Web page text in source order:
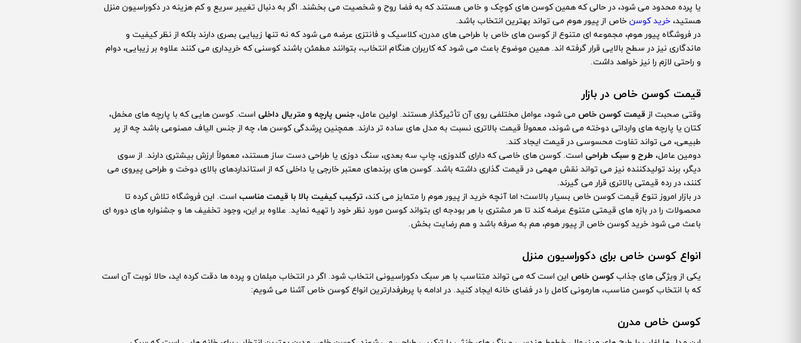
یا پرده محدود می شود، در حالی که همین کوسن های کوچک و خاص هستند که به فضا روح و شخصیت می بخشند. اگر به دنبال تغییر سریع و کم هزینه در دکوراسیون منزل
هستید، خرید کوسن خاص از پیور هوم می تواند بهترین انتخاب باشد.
در فروشگاه پیور هوم، مجموعه ای متنوع از کوسن های خاص با طراحی های مدرن، کلاسیک و فانتزی عرضه می شود که نه تنها زیبایی بصری دارند بلکه از نظر کیفیت و
ماندگاری نیز در سطح بالایی قرار گرفته اند. همین موضوع باعث می شود که کاربران هنگام انتخاب، بتوانند مطمئن باشند کوسنی که خریداری می کنند علاوه بر زیبایی، دوام
و راحتی لازم را نیز خواهد داشت.
قیمت کوسن خاص در بازار
وقتی صحبت از قیمت کوسن خاص می شود، عوامل مختلفی روی آن تأثیرگذار هستند. اولین عامل، جنس پارچه و متریال داخلی است. کوسن هایی که با پارچه های مخمل،
کتان یا پارچه های وارداتی دوخته می شوند، معمولاً قیمت بالاتری نسبت به مدل های ساده تر دارند. همچنین پرشدگی کوسن ها، چه از جنس الیاف مصنوعی باشد چه از پر
طبیعی، می تواند تفاوت محسوسی در قیمت ایجاد کند.
دومین عامل، طرح و سبک طراحی است. کوسن های خاصی که دارای گلدوزی، چاپ سه بعدی، سنگ دوزی یا طراحی دست ساز هستند، معمولاً ارزش بیشتری دارند. از سوی
دیگر، برند تولیدکننده نیز می تواند نقش مهمی در قیمت گذاری داشته باشد. کوسن های برندهای معتبر خارجی یا داخلی که از استانداردهای بالای دوخت و طراحی پیروی می
کنند، در رده قیمتی بالاتری قرار می گیرند.
در بازار امروز تنوع قیمت کوسن خاص بسیار بالاست؛ اما آنچه خرید از پیور هوم را متمایز می کند، ترکیب کیفیت بالا با قیمت مناسب است. این فروشگاه تلاش کرده تا
محصولات را در بازه های قیمتی متنوع عرضه کند تا هر مشتری با هر بودجه ای بتواند کوسن مورد نظر خود را تهیه نماید. علاوه بر این، وجود تخفیف ها و جشنواره های دوره ای
باعث می شود خرید کوسن خاص از پیور هوم، هم به صرفه باشد و هم رضایت بخش.
انواع کوسن خاص برای دکوراسیون منزل
یکی از ویژگی های جذابکوسن خاص این است که می تواند متناسب با هر سبک دکوراسیونی انتخاب شود. اگر در انتخاب مبلمان و پرده ها دقت کرده اید، حالا نوبت آن است
که با انتخاب کوسن مناسب، هارمونی کامل را در فضای خانه ایجاد کنید. در ادامه با پرطرفدارترین انواع کوسن خاص آشنا می شویم:
کوسن خاص مدرن